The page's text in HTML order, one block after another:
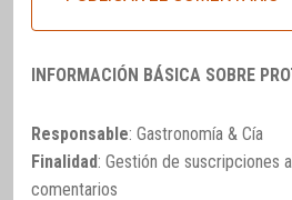
INFORMACIÓN BÁSICA SOBRE
Responsable: Gastronomía & Cía
Finalidad: Gestión de suscripciones
comentarios